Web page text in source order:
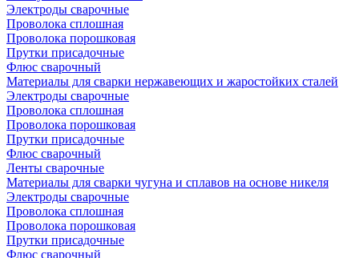
Электроды сварочные
Проволока сплошная
Проволока порошковая
Прутки присадочные
Флюс сварочный
Материалы для сварки нержавеющих и жаростойких сталей
Электроды сварочные
Проволока сплошная
Проволока порошковая
Прутки присадочные
Флюс сварочный
Ленты сварочные
Материалы для сварки чугуна и сплавов на основе никеля
Электроды сварочные
Проволока сплошная
Проволока порошковая
Прутки присадочные
Флюс сварочный